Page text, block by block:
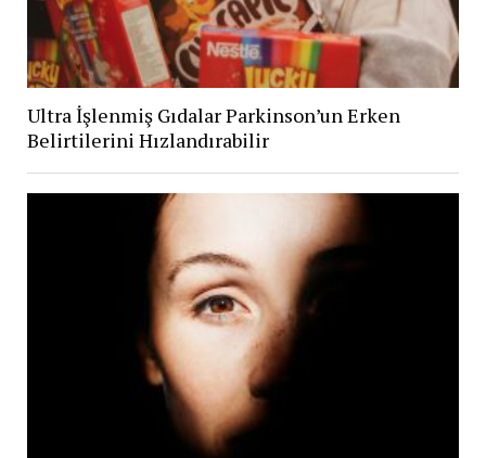
Ultra İşlenmiş Gıdalar Parkinson’un Erken
Belirtilerini Hızlandırabilir